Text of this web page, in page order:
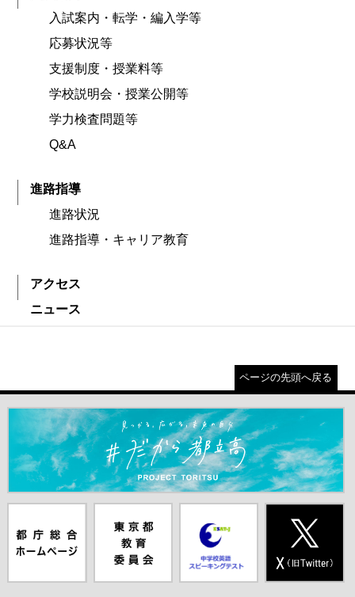
入試案内・転学・編入学等
応募状況等
支援制度・授業料等
学校説明会・授業公開等
学力検査問題等
Q&A
進路指導
進路状況
進路指導・キャリア教育
アクセス
ニュース
ページの先頭へ戻る
＃だから都立高（別ウインドウが開きます）
ムページ（別
ウインドウが
員会（別ウイ
ンドウが開き
ピーキングテ
スト（別ウイ
ンドウが開き
（別ウインド
ウが開きま
す）